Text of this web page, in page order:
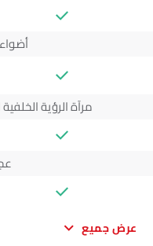
مرآة الرؤية الخلفية
عرض جميع